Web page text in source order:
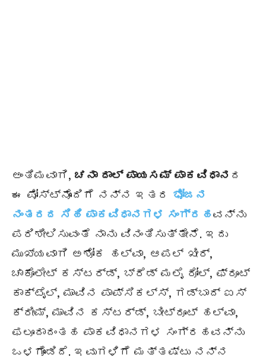
ಅಂತಿಮವಾಗಿ, ಚನಾ ದಾಲ್ ಪಾಯಸಮ್ ಪಾಕವಿಧಾನ ದ
ಈ ಪೋಸ್ಟ್‌ನೊಂದಿಗೆ ನನ್ನ ಇತರ ಭೋಜನ
ನಂತರದ ಸಿಹಿ ಪಾಕವಿಧಾನಗಳ ಸಂಗ್ರಹವನ್ನು
ಪರಿಶೀಲಿಸುವಂತೆ ನಾನು ವಿನಂತಿಸುತ್ತೇನೆ. ಇದು
ಮುಖ್ಯವಾಗಿ ಅಶೋಕ ಹಲ್ವಾ, ಆಪಲ್ ಖೀರ್,
ಚಾಕೊಲೇಟ್ ಕಸ್ಟರ್ಡ್, ಬ್ರೆಡ್ ಮಲೈ ರೋಲ್, ಫ್ರೂಟ್
ಕಾಕ್ಟೈಲ್, ಮಾವಿನ ಪಾಪ್ಸಿಕಲ್ಸ್, ಗಡ್ಬಾದ್ ಐಸ್
ಕ್ರೀಮ್, ಮಾವಿನ ಕಸ್ಟರ್ಡ್, ಬೀಟ್ರೂಟ್ ಹಲ್ವಾ,
ಫಲೂದಾದಂತಹ ಪಾಕವಿಧಾನಗಳ ಸಂಗ್ರಹವನ್ನು
ಒಳಗೊಂಡಿದೆ. ಇವುಗಳಿಗೆ ಮತ್ತಷ್ಟು ನನ್ನ